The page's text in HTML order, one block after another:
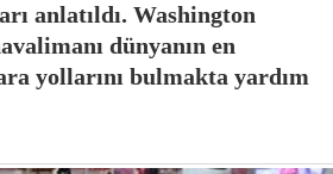
anlatıldı. Washington
dünyanın en
yollarını bulmakta yardım